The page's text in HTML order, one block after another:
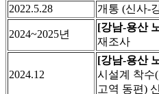
2022.5.28
개통 (신사-
2024~2025년
[강남-용산
재조사
2024.12
[강남-용산
시설계 착수
고역 동편)